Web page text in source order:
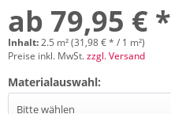
ab 79,95 € *
Inhalt:2.5 m² (31,98 € * / 1 m²)
Preise inkl. MwSt.zzgl. Versand
Materialauswahl: